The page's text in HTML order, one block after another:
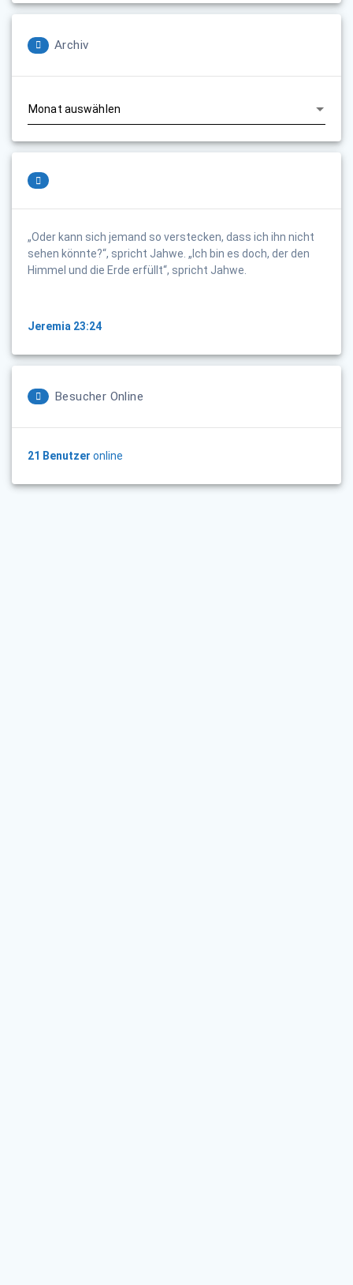
Archiv
„Oder kann sich jemand so verstecken, dass ich ihn nicht
sehen könnte?“, spricht Jahwe. „Ich bin es doch, der den
Himmel und die Erde erfüllt“, spricht Jahwe.
Jeremia 23:24
Besucher Online
21 Benutzer online